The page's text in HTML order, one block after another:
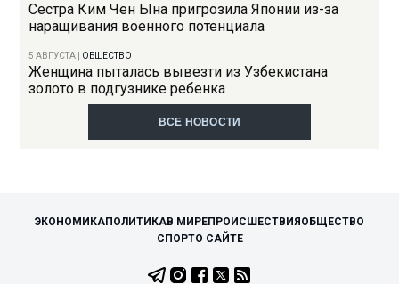
Сестра Ким Чен Ына пригрозила Японии из-за
наращивания военного потенциала
5 АВГУСТА ОБЩЕСТВО
Женщина пыталась вывезти из Узбекистана
золото в подгузнике ребенка
ВСЕ НОВОСТИ
ЭКОНОМИКАПОЛИТИКАВ МИРЕПРОИСШЕСТВИЯ ОБЩЕСТВО
СПОРТО САЙТЕ